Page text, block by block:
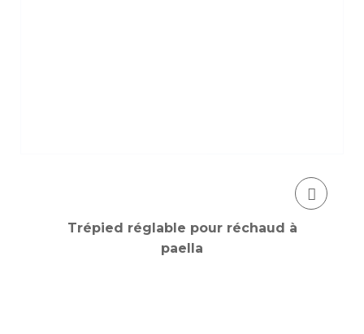
Trépied réglable pour réchaud à
paella